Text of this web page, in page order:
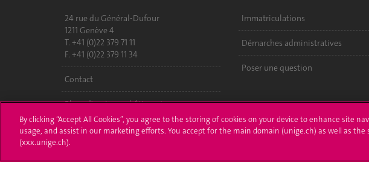
24 rue du Général-Dufour
1211 Genève 4
T. +41 (0)22 379 71 11
F. +41 (0)22 379 11 34
Contact
Plans d'accès aux bâtiments
L'UNIGE de A à Z
Immatriculations
Démarches administratives
Poser une question
By clicking “Accept All Cookies”, you agree to the storing of cookies on your device to enhance site
usage, and assist in our marketing efforts. You accept for the main domain (unige.ch) as well as the
(xxx.unige.ch).